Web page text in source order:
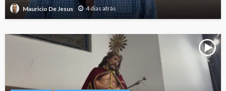
Mauricio De Jesus 4 dias atrás